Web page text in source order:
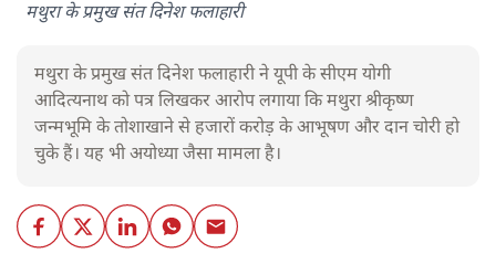
मथुरा के प्रमुख संत दिनेश फलाहारी
मथुरा के प्रमुख संत दिनेश फलाहारी ने यूपी के सीएम योगी
आदित्यनाथ को पत्र लिखकर आरोप लगाया कि मथुरा श्रीकृष्ण
जन्मभूमि के तोशाखाने से हजारों करोड़ के आभूषण और दान चोरी हो
चुके हैं। यह भी अयोध्या जैसा मामला है।